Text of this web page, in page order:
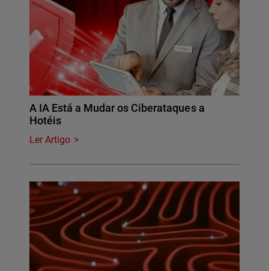
A IA Está a Mudar os Ciberataques a
Hotéis
Ler Artigo